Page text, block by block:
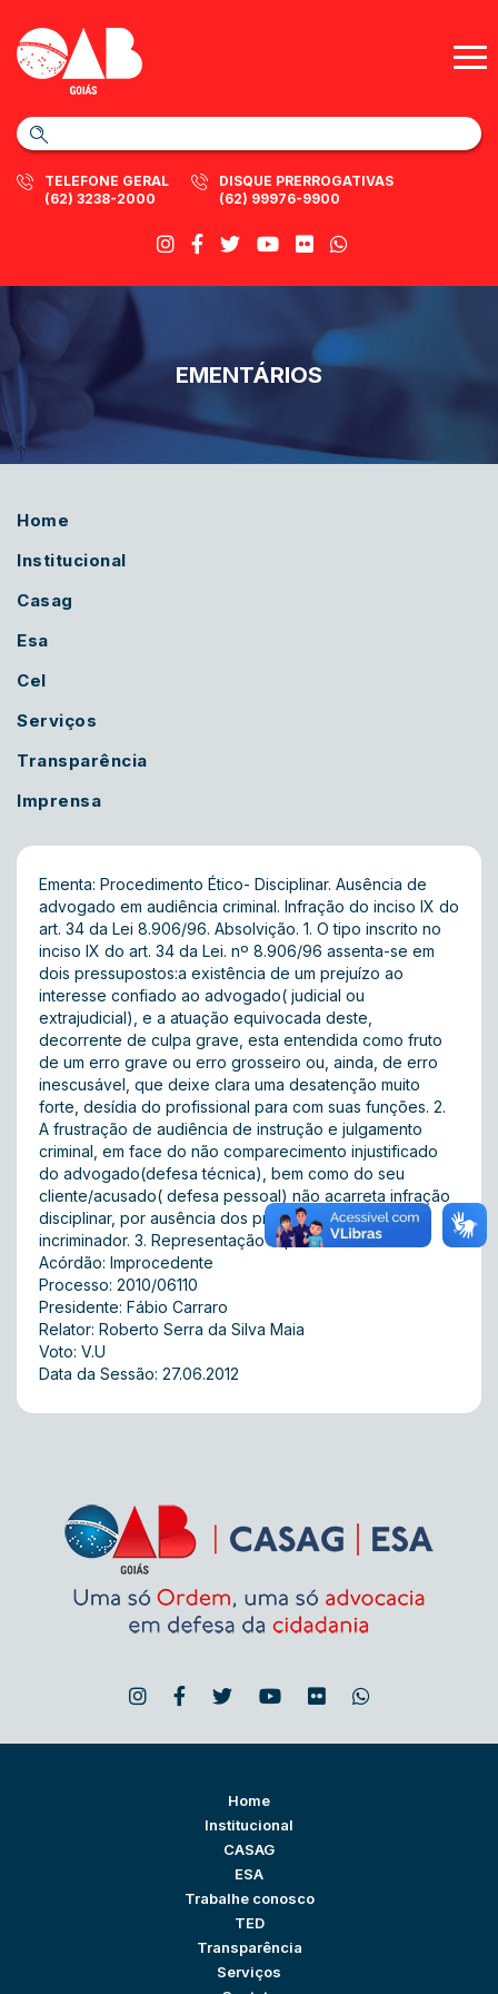
TELEFONE GERAL
(62) 3238-2000
DISQUE PRERROGATIVAS
(62) 99976-9900
EMENTÁRIOS
Home
Institucional
Casag
Esa
Cel
Serviços
Transparência
Imprensa
Ementa: Procedimento Ético- Disciplinar. Ausência de
advogado em audiência criminal. Infração do inciso IX do
art. 34 da Lei 8.906/96. Absolvição. 1. O tipo inscrito no
inciso IX do art. 34 da Lei. nº 8.906/96 assenta-se em
dois pressupostos:a existência de um prejuízo ao
interesse confiado ao advogado( judicial ou
extrajudicial), e a atuação equivocada deste,
decorrente de culpa grave, esta entendida como fruto
de um erro grave ou erro grosseiro ou, ainda, de erro
inescusável, que deixe clara uma desatenção muito
forte, desídia do profissional para com suas funções. 2.
A frustração de audiência de instrução e julgamento
criminal, em face do não comparecimento injustificado
do advogado(defesa técnica), bem como do seu
cliente/acusado( defesa pessoal) não acarreta infração
disciplinar, por ausência dos pressupostos do tipo
incriminador. 3. Representação improcedente.
Acórdão: Improcedente
Processo: 2010/06110
Presidente: Fábio Carraro
Relator: Roberto Serra da Silva Maia
Voto: V.U
Data da Sessão: 27.06.2012
Home
Institucional
CASAG
ESA
Trabalhe conosco
TED
Transparência
Serviços